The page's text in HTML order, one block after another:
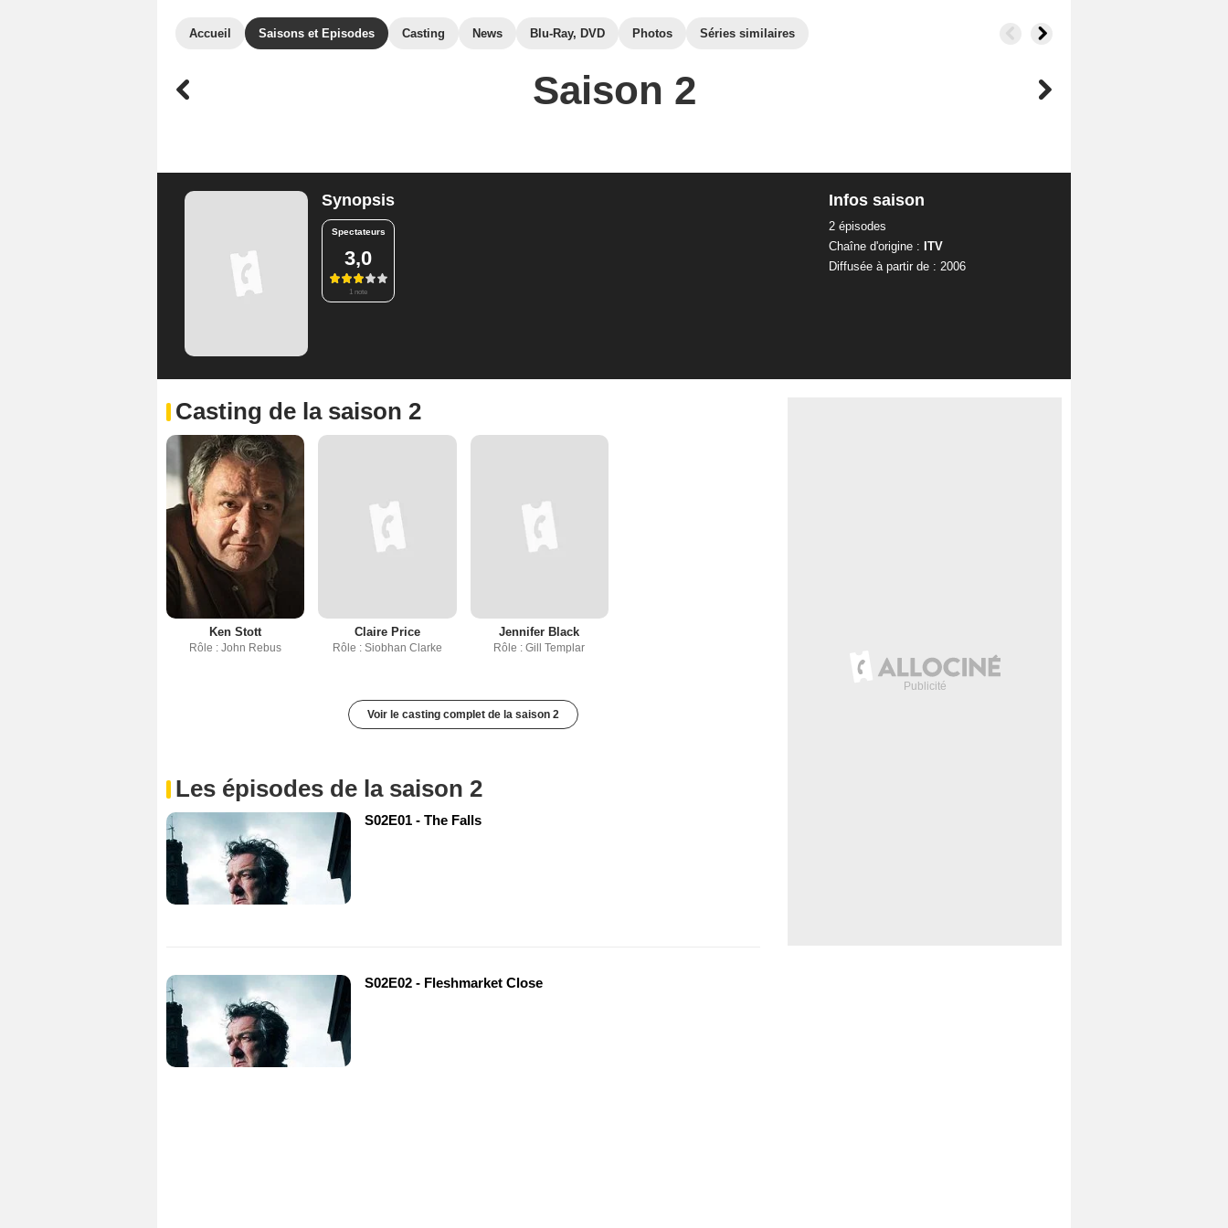
Accueil Saisons et Episodes Casting News Blu-Ray, DVD Photos Séries similaires
Saison 2
Synopsis
Spectateurs
3,0
1 note
Infos saison
2 épisodes
Chaîne d'origine : ITV
Diffusée à partir de : 2006
Casting de la saison 2
Ken Stott
Rôle : John Rebus
Claire Price
Rôle : Siobhan Clarke
Jennifer Black
Rôle : Gill Templar
Voir le casting complet de la saison 2
Les épisodes de la saison 2
S02E01 - The Falls
S02E02 - Fleshmarket Close